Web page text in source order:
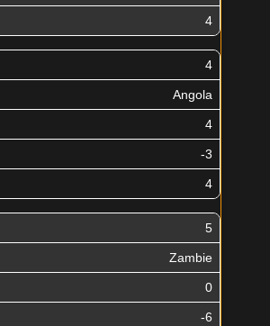
4
4
Angola
4
-3
4
5
Zambie
0
-6